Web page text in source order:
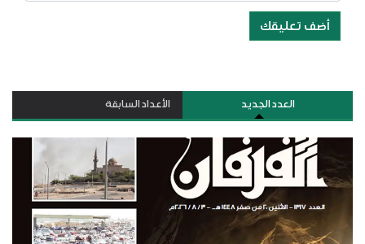
أضف تعليقك
العدد الجديد الأعداد السابقة